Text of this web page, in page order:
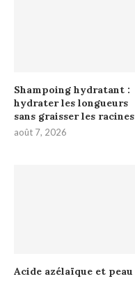
Shampoing hydratant :
hydrater les longueurs
sans graisser les racines
août 7, 2026
Acide azélaïque et peau